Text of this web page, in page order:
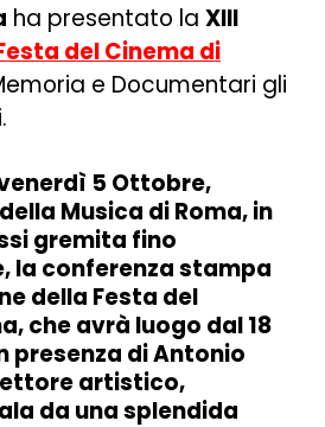
ha presentato la XIII
del Cinema di
e Documentari gli
5 Ottobre,
Musica di Roma, in
gremita fino
la conferenza stampa
della Festa del
che avrà luogo dal 18
presenza di Antonio
artistico,
da una splendida